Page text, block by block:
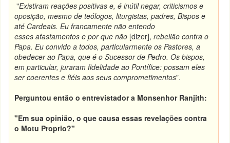
"Existiram reações positivas e, é inútil negar, criticismos e
oposição, mesmo de teólogos, liturgistas, padres, Bispos e
até Cardeais. Eu francamente não entendo
esses afastamentos e por que não [dizer], rebelião contra o
Papa. Eu convido a todos, particularmente os Pastores, a
obedecer ao Papa, que é o Sucessor de Pedro. Os bispos,
em particular, juraram fidelidade ao Pontífice: possam eles
ser coerentes e fiéis aos seus comprometimentos".
Perguntou então o entrevistador a Monsenhor Ranjith:
"Em sua opinião, o que causa essas revelações contra
o Motu Proprio?"